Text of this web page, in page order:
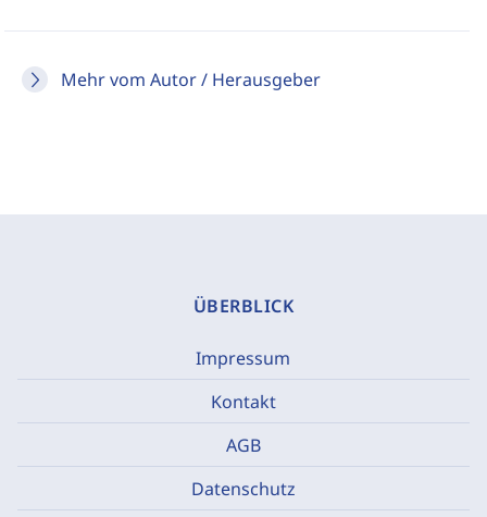
Mehr vom Autor / Herausgeber
ÜBERBLICK
Impressum
Kontakt
AGB
Datenschutz